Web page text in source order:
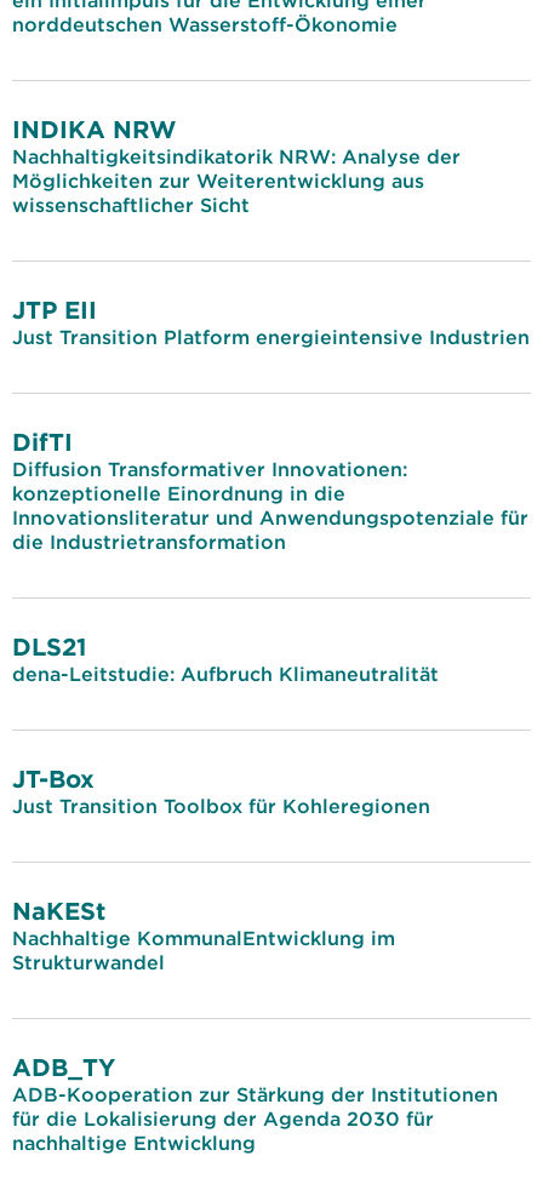
norddeutschen Wasserstoff-Ökonomie
INDIKA NRW
Nachhaltigkeitsindikatorik NRW: Analyse der
Möglichkeiten zur Weiterentwicklung aus
wissenschaftlicher Sicht
JTP EII
Just Transition Platform energieintensive Industrien
DifTI
Diffusion Transformativer Innovationen:
konzeptionelle Einordnung in die
Innovationsliteratur und Anwendungspotenziale für
die Industrietransformation
DLS21
dena-Leitstudie: Aufbruch Klimaneutralität
JT-Box
Just Transition Toolbox für Kohleregionen
NaKESt
Nachhaltige KommunalEntwicklung im
Strukturwandel
ADB_TY
ADB-Kooperation zur Stärkung der Institutionen
für die Lokalisierung der Agenda 2030 für
nachhaltige Entwicklung